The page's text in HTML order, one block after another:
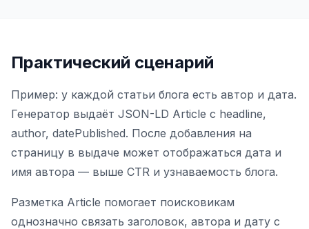
Практический сценарий
Пример: у каждой статьи блога есть автор и дата.
Генератор выдаёт JSON-LD Article с headline,
author, datePublished. После добавления на
страницу в выдаче может отображаться дата и
имя автора — выше CTR и узнаваемость блога.
Разметка Article помогает поисковикам
однозначно связать заголовок, автора и дату с